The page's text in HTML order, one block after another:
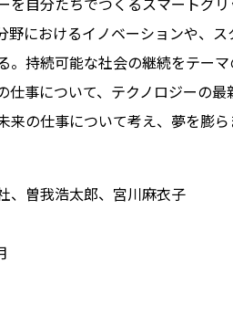
野におけるイノベーションや、
。持続可能な社会の継続をテー
仕事について、テクノロジーの
来の仕事について考え、夢を膨
、曽我浩太郎、宮川麻衣子